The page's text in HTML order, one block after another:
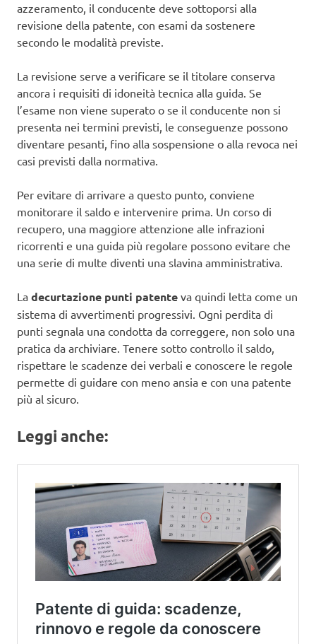
azzeramento, il conducente deve sottoporsi alla
revisione della patente, con esami da sostenere
secondo le modalità previste.
La revisione serve a verificare se il titolare conserva
ancora i requisiti di idoneità tecnica alla guida. Se
l’esame non viene superato o se il conducente non si
presenta nei termini previsti, le conseguenze possono
diventare pesanti, fino alla sospensione o alla revoca nei
casi previsti dalla normativa.
Per evitare di arrivare a questo punto, conviene
monitorare il saldo e intervenire prima. Un corso di
recupero, una maggiore attenzione alle infrazioni
ricorrenti e una guida più regolare possono evitare che
una serie di multe diventi una slavina amministrativa.
La decurtazione punti patente va quindi letta come un
sistema di avvertimenti progressivi. Ogni perdita di
punti segnala una condotta da correggere, non solo una
pratica da archiviare. Tenere sotto controllo il saldo,
rispettare le scadenze dei verbali e conoscere le regole
permette di guidare con meno ansia e con una patente
più al sicuro.
Leggi anche: